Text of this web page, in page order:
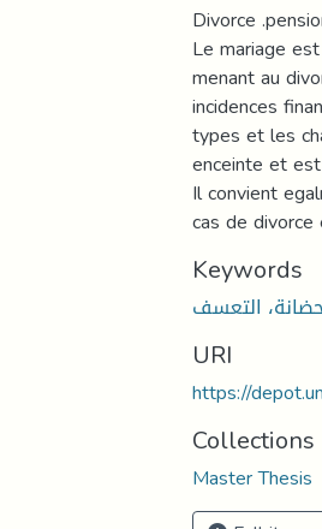
Divorce
Le mariage
menant au
incidences
types et les
enceinte et
Il convient
cas de
Keywords
URI
https://
Collections
Master Thesis